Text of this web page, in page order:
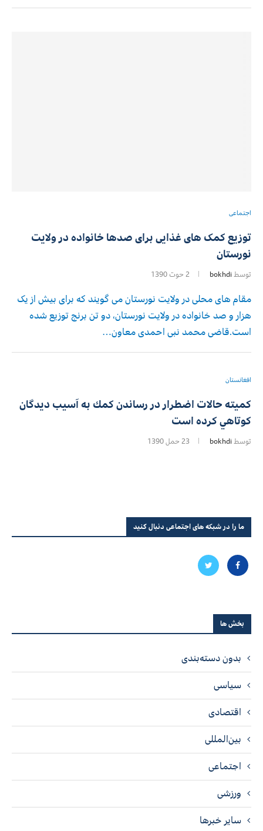
اجتماعی
توزیع کمک های غذایی برای صدها خانواده در ولایت
نورستان
توسط bokhdi 2 حوت 1390
مقام های محلی در ولایت نورستان می گویند که برای بیش از یک
هزار و صد خانواده در ولایت نورستان، دو تن برنج توزیع شده
است.قاضی محمد نبی احمدی معاون…
افغانستان
کمیته حالات اضطرار در رساندن كمك به آسيب ديدگان
كوتاهي كرده است
توسط bokhdi 23 حمل 1390
ما را در شبکه های اجتماعی دنبال کنید
بخش ها
بدون دسته‌بندی
سیاسی
اقتصادی
بین‌المللی
اجتماعی
ورزشی
سایر خبرها